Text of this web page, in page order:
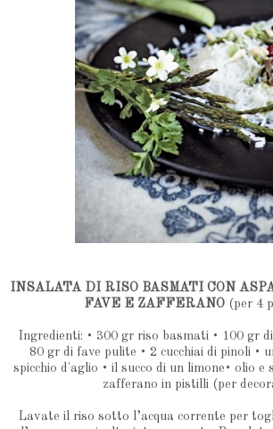
INSALATA DI RISO BASMATI CON
FAVE E ZAFFERANO(per 4
Ingredienti: • 300 gr riso basmati • 100 gr
80 gr di fave pulite • 2 cucchiai di pinoli •
spicchio d'aglio • il succo di un limone• olio e
zafferano in pistilli (per
Lavate il riso sotto l’acqua corrente per